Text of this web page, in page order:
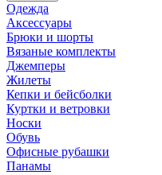
Одежда
Аксессуары
Брюки и шорты
Вязаные комплекты
Джемперы
Жилеты
Кепки и бейсболки
Куртки и ветровки
Носки
Обувь
Офисные рубашки
Панамы